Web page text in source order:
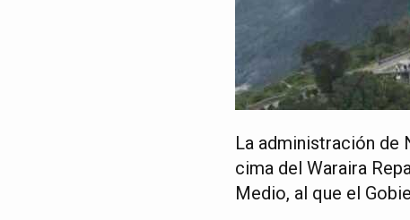
La administración de
cima del Waraira
Medio, al que el